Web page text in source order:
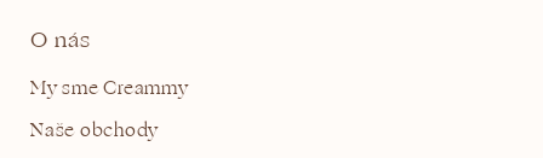
O nás
My sme Creammy
Naše obchody